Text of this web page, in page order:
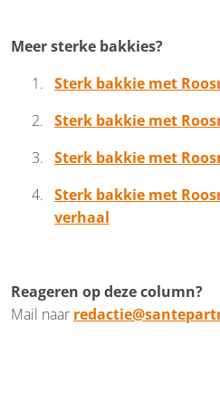
Meer sterke bakkies?
Sterk bakkie met
Sterk bakkie met
Sterk bakkie met
Sterk bakkie met
verhaal
Reageren op deze column?
Mail naar